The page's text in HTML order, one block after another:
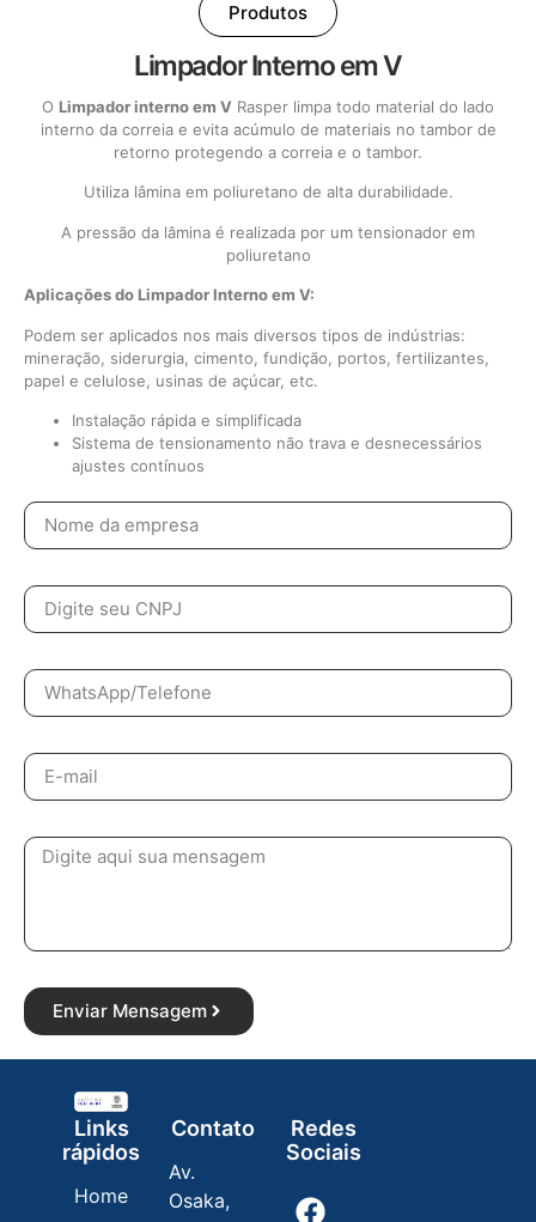
Produtos
Limpador Interno em V
O Limpador interno em V Rasper limpa todo material do lado
interno da correia e evita acúmulo de materiais no tambor de
retorno protegendo a correia e o tambor.
Utiliza lâmina em poliuretano de alta durabilidade.
A pressão da lâmina é realizada por um tensionador em
poliuretano
Aplicações do Limpador Interno em V:
Podem ser aplicados nos mais diversos tipos de indústrias:
mineração, siderurgia, cimento, fundição, portos, fertilizantes,
papel e celulose, usinas de açúcar, etc.
Instalação rápida e simplificada
Sistema de tensionamento não trava e desnecessários
ajustes contínuos
Enviar Mensagem
Links
rápidos
Home
Contato
Av.
Osaka,
Redes
Sociais